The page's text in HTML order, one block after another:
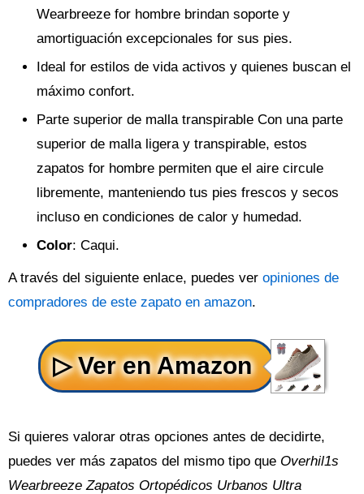
Wearbreeze for hombre brindan soporte y
amortiguación excepcionales for sus pies.
Ideal for estilos de vida activos y quienes buscan el
máximo confort.
Parte superior de malla transpirable Con una parte
superior de malla ligera y transpirable, estos
zapatos for hombre permiten que el aire circule
libremente, manteniendo tus pies frescos y secos
incluso en condiciones de calor y humedad.
Color: Caqui.
A través del siguiente enlace, puedes ver opiniones de
compradores de este zapato en amazon.
Si quieres valorar otras opciones antes de decidirte,
puedes ver más zapatos del mismo tipo que Overhil1s
Wearbreeze Zapatos Ortopédicos Urbanos Ultra